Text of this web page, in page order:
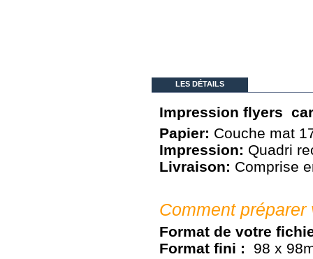
LES DÉTAILS
Impression flyers
Papier: Couche mat
Impression: Quadri
Livraison: Comprise
Comment
Format de votre
Format fini : 98 x